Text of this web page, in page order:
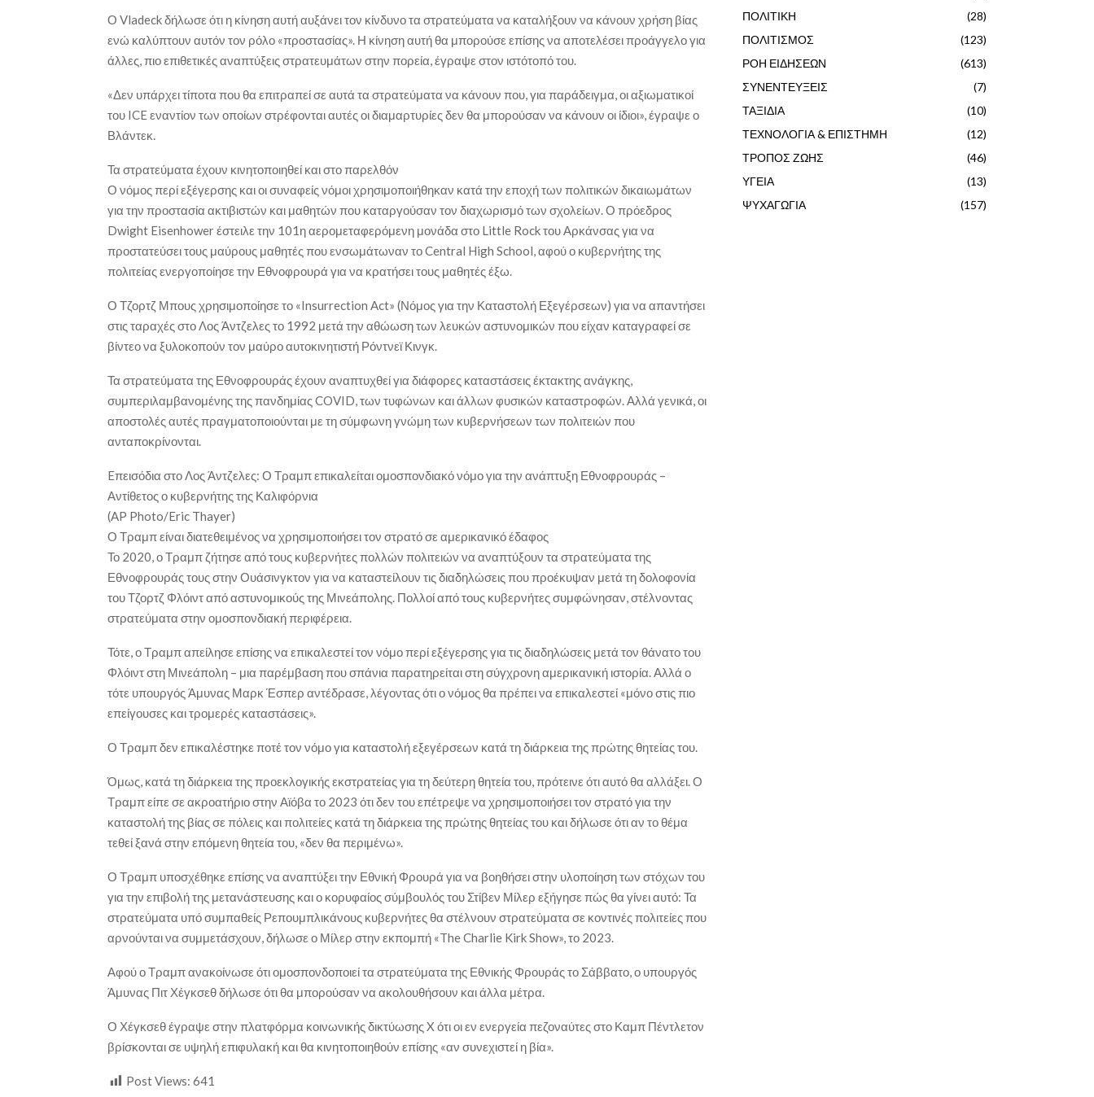
Ο Vladeck δήλωσε ότι η κίνηση αυτή αυξάνει τον κίνδυνο τα στρατεύματα να καταλήξουν να κάνουν χρήση βίας
ενώ καλύπτουν αυτόν τον ρόλο «προστασίας». Η κίνηση αυτή θα μπορούσε επίσης να αποτελέσει προάγγελο για
άλλες, πιο επιθετικές αναπτύξεις στρατευμάτων στην πορεία, έγραψε στον ιστότοπό του.
«Δεν υπάρχει τίποτα που θα επιτραπεί σε αυτά τα στρατεύματα να κάνουν που, για παράδειγμα, οι αξιωματικοί
του ICE εναντίον των οποίων στρέφονται αυτές οι διαμαρτυρίες δεν θα μπορούσαν να κάνουν οι ίδιοι», έγραψε ο
Βλάντεκ.
Τα στρατεύματα έχουν κινητοποιηθεί και στο παρελθόν
Ο νόμος περί εξέγερσης και οι συναφείς νόμοι χρησιμοποιήθηκαν κατά την εποχή των πολιτικών δικαιωμάτων
για την προστασία ακτιβιστών και μαθητών που καταργούσαν τον διαχωρισμό των σχολείων. Ο πρόεδρος
Dwight Eisenhower έστειλε την 101η αερομεταφερόμενη μονάδα στο Little Rock του Αρκάνσας για να
προστατεύσει τους μαύρους μαθητές που ενσωμάτωναν το Central High School, αφού ο κυβερνήτης της
πολιτείας ενεργοποίησε την Εθνοφρουρά για να κρατήσει τους μαθητές έξω.
Ο Τζορτζ Μπους χρησιμοποίησε το «Insurrection Act» (Νόμος για την Καταστολή Εξεγέρσεων) για να απαντήσει
στις ταραχές στο Λος Άντζελες το 1992 μετά την αθώωση των λευκών αστυνομικών που είχαν καταγραφεί σε
βίντεο να ξυλοκοπούν τον μαύρο αυτοκινητιστή Ρόντνεϊ Κινγκ.
Τα στρατεύματα της Εθνοφρουράς έχουν αναπτυχθεί για διάφορες καταστάσεις έκτακτης ανάγκης,
συμπεριλαμβανομένης της πανδημίας COVID, των τυφώνων και άλλων φυσικών καταστροφών. Αλλά γενικά, οι
αποστολές αυτές πραγματοποιούνται με τη σύμφωνη γνώμη των κυβερνήσεων των πολιτειών που
ανταποκρίνονται.
Eπεισόδια στο Λος Άντζελες: Ο Τραμπ επικαλείται ομοσπονδιακό νόμο για την ανάπτυξη Εθνοφρουράς –
Αντίθετος ο κυβερνήτης της Καλιφόρνια
(AP Photo/Eric Thayer)
Ο Τραμπ είναι διατεθειμένος να χρησιμοποιήσει τον στρατό σε αμερικανικό έδαφος
Το 2020, ο Τραμπ ζήτησε από τους κυβερνήτες πολλών πολιτειών να αναπτύξουν τα στρατεύματα της
Εθνοφρουράς τους στην Ουάσινγκτον για να καταστείλουν τις διαδηλώσεις που προέκυψαν μετά τη δολοφονία
του Τζορτζ Φλόιντ από αστυνομικούς της Μινεάπολης. Πολλοί από τους κυβερνήτες συμφώνησαν, στέλνοντας
στρατεύματα στην ομοσπονδιακή περιφέρεια.
Τότε, ο Τραμπ απείλησε επίσης να επικαλεστεί τον νόμο περί εξέγερσης για τις διαδηλώσεις μετά τον θάνατο του
Φλόιντ στη Μινεάπολη – μια παρέμβαση που σπάνια παρατηρείται στη σύγχρονη αμερικανική ιστορία. Αλλά ο
τότε υπουργός Άμυνας Μαρκ Έσπερ αντέδρασε, λέγοντας ότι ο νόμος θα πρέπει να επικαλεστεί «μόνο στις πιο
επείγουσες και τρομερές καταστάσεις».
Ο Τραμπ δεν επικαλέστηκε ποτέ τον νόμο για καταστολή εξεγέρσεων κατά τη διάρκεια της πρώτης θητείας του.
Όμως, κατά τη διάρκεια της προεκλογικής εκστρατείας για τη δεύτερη θητεία του, πρότεινε ότι αυτό θα αλλάξει. Ο
Τραμπ είπε σε ακροατήριο στην Αϊόβα το 2023 ότι δεν του επέτρεψε να χρησιμοποιήσει τον στρατό για την
καταστολή της βίας σε πόλεις και πολιτείες κατά τη διάρκεια της πρώτης θητείας του και δήλωσε ότι αν το θέμα
τεθεί ξανά στην επόμενη θητεία του, «δεν θα περιμένω».
Ο Τραμπ υποσχέθηκε επίσης να αναπτύξει την Εθνική Φρουρά για να βοηθήσει στην υλοποίηση των στόχων του
για την επιβολή της μετανάστευσης και ο κορυφαίος σύμβουλός του Στίβεν Μίλερ εξήγησε πώς θα γίνει αυτό: Τα
στρατεύματα υπό συμπαθείς Ρεπουμπλικάνους κυβερνήτες θα στέλνουν στρατεύματα σε κοντινές πολιτείες που
αρνούνται να συμμετάσχουν, δήλωσε ο Μίλερ στην εκπομπή «The Charlie Kirk Show», το 2023.
Αφού ο Τραμπ ανακοίνωσε ότι ομοσπονδοποιεί τα στρατεύματα της Εθνικής Φρουράς το Σάββατο, ο υπουργός
Άμυνας Πιτ Χέγκσεθ δήλωσε ότι θα μπορούσαν να ακολουθήσουν και άλλα μέτρα.
Ο Χέγκσεθ έγραψε στην πλατφόρμα κοινωνικής δικτύωσης X ότι οι εν ενεργεία πεζοναύτες στο Καμπ Πέντλετον
βρίσκονται σε υψηλή επιφυλακή και θα κινητοποιηθούν επίσης «αν συνεχιστεί η βία».
Post Views: 641
ΠΟΛΙΤΙΚΗ
(28)
ΠΟΛΙΤΙΣΜΟΣ
(123)
ΡΟΗ ΕΙΔΗΣΕΩΝ
(613)
ΣΥΝΕΝΤΕΥΞΕΙΣ
(7)
ΤΑΞΙΔΙΑ
(10)
ΤΕΧΝΟΛΟΓΙΑ & ΕΠΙΣΤΗΜΗ
(12)
ΤΡΟΠΟΣ ΖΩΗΣ
(46)
ΥΓΕΙΑ
(13)
ΨΥΧΑΓΩΓΙΑ
(157)